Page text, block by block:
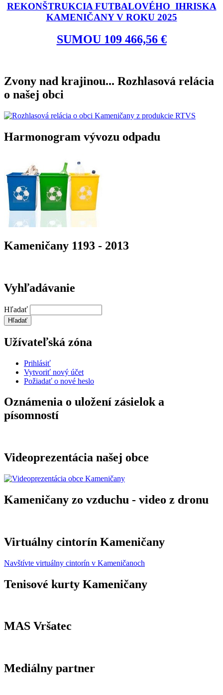
REKONŠTRUKCIA FUTBALOVÉHO IHRISKA
KAMENIČANY V ROKU 2025
SUMOU 109 466,56 €
Zvony nad krajinou... Rozhlasová relácia
o našej obci
Harmonogram vývozu odpadu
Kameničany 1193 - 2013
Vyhľadávanie
Hľadať
Užívateľská zóna
Prihlásiť
Vytvoriť nový účet
Požiadať o nové heslo
Oznámenia o uložení zásielok a
písomností
Videoprezentácia našej obce
Kameničany zo vzduchu - video z dronu
Virtuálny cintorín Kameničany
Navštívte virtuálny cintorín v Kameničanoch
Tenisové kurty Kameničany
MAS Vršatec
Mediálny partner